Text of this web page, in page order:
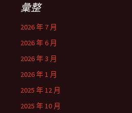
彙整
2026 年 7 月
2026 年 6 月
2026 年 3 月
2026 年 1 月
2025 年 12 月
2025 年 10 月